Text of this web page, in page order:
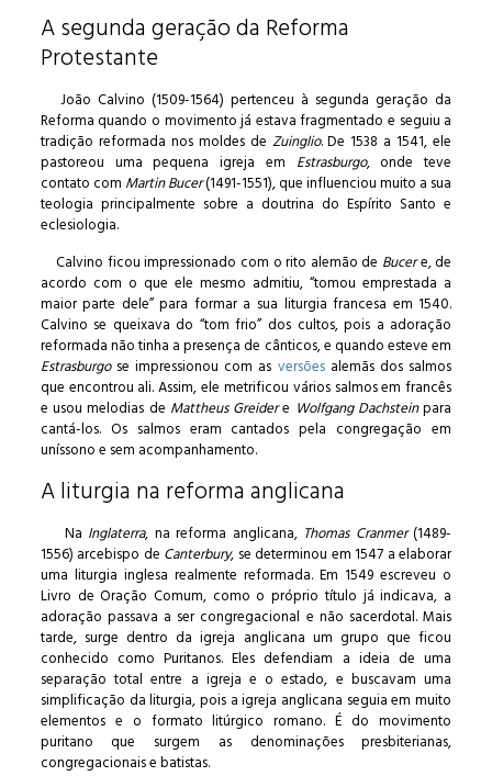
A segunda geração da Reforma
Protestante
João Calvino (1509-1564) pertenceu à segunda geração da
Reforma quando o movimento já estava fragmentado e seguiu a
tradição reformada nos moldes de Zuinglio. De 1538 a 1541, ele
pastoreou uma pequena igreja em Estrasburgo, onde teve
contato com Martin Bucer(1491-1551), que influenciou muito a sua
teologia principalmente sobre a doutrina do Espírito Santo e
eclesiologia.
Calvino ficou impressionado com o rito alemão de Bucere, de
acordo com o que ele mesmo admitiu, “tomou emprestada a
maior parte dele” para formar a sua liturgia francesa em 1540.
Calvino se queixava do “tom frio” dos cultos, pois a adoração
reformada não tinha a presença de cânticos, e quando esteve em
Estrasburgose impressionou com as versõesalemãs dos salmos
que encontrou ali. Assim, ele metrificou vários salmos em francês
e usou melodias de Mattheus Greidere Wolfgang Dachsteinpara
cantá-los. Os salmos eram cantados pela congregação em
uníssono e sem acompanhamento.
A liturgia na reforma anglicana
Na Inglaterra, na reforma anglicana, Thomas Cranmer(1489-
1556) arcebispo de Canterbury, se determinou em 1547 a elaborar
uma liturgia inglesa realmente reformada. Em 1549 escreveu o
Livro de Oração Comum, como o próprio título já indicava, a
adoração passava a ser congregacional e não sacerdotal. Mais
tarde, surge dentro da igreja anglicana um grupo que ficou
conhecido como Puritanos. Eles defendiam a ideia de uma
separação total entre a igreja e o estado, e buscavam uma
simplificação da liturgia, pois a igreja anglicana seguia em muito
elementos e o formato litúrgico romano. É do movimento
puritano que surgem as denominações presbiterianas,
congregacionais e batistas.